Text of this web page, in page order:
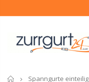
Startseite
Spanngurte einteilig